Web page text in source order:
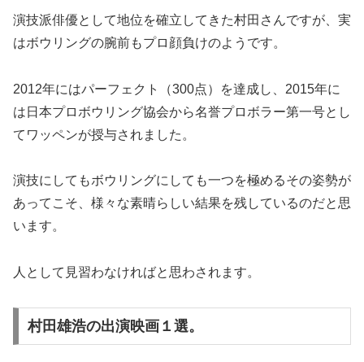
演技派俳優として地位を確立してきた村田さんですが、実
はボウリングの腕前もプロ顔負けのようです。
2012年にはパーフェクト（300点）を達成し、2015年に
は日本プロボウリング協会から名誉プロボラー第一号とし
てワッペンが授与されました。
演技にしてもボウリングにしても一つを極めるその姿勢が
あってこそ、様々な素晴らしい結果を残しているのだと思
います。
人として見習わなければと思わされます。
村田雄浩の出演映画１選。